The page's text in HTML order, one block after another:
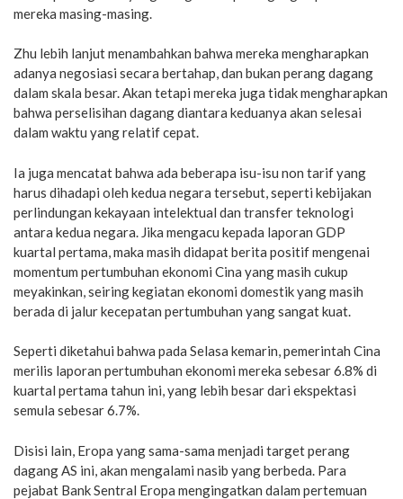
mereka masing-masing.
Zhu lebih lanjut menambahkan bahwa mereka mengharapkan
adanya negosiasi secara bertahap, dan bukan perang dagang
dalam skala besar. Akan tetapi mereka juga tidak mengharapkan
bahwa perselisihan dagang diantara keduanya akan selesai
dalam waktu yang relatif cepat.
Ia juga mencatat bahwa ada beberapa isu-isu non tarif yang
harus dihadapi oleh kedua negara tersebut, seperti kebijakan
perlindungan kekayaan intelektual dan transfer teknologi
antara kedua negara. Jika mengacu kepada laporan GDP
kuartal pertama, maka masih didapat berita positif mengenai
momentum pertumbuhan ekonomi Cina yang masih cukup
meyakinkan, seiring kegiatan ekonomi domestik yang masih
berada di jalur kecepatan pertumbuhan yang sangat kuat.
Seperti diketahui bahwa pada Selasa kemarin, pemerintah Cina
merilis laporan pertumbuhan ekonomi mereka sebesar 6.8% di
kuartal pertama tahun ini, yang lebih besar dari ekspektasi
semula sebesar 6.7%.
Disisi lain, Eropa yang sama-sama menjadi target perang
dagang AS ini, akan mengalami nasib yang berbeda. Para
pejabat Bank Sentral Eropa mengingatkan dalam pertemuan